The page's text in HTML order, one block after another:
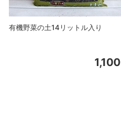
有機野菜の土14リットル入り
1,100